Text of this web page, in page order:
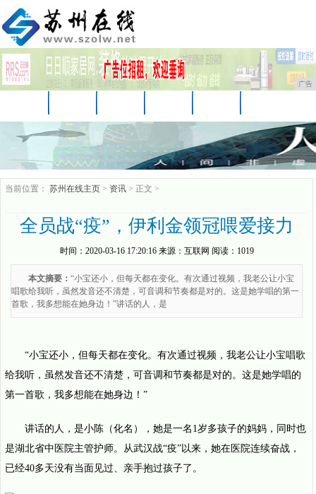
广告
企业 游戏
当前位置： 苏州在线主页 > 资讯 > 正文 >
全员战“疫”，伊利金领冠喂爱接力
时间： 2020-03-16 17:20:16来源： 互联网 阅读：1019
本文摘要： “小宝还小，但每天都在变化。有次通过视频，我老公让小宝
唱歌给我听，虽然发音还不清楚，可音调和节奏都是对的。这是她学唱的第一
首歌，我多想能在她身边！”讲话的人，是
“小宝还小，但每天都在变化。有次通过视频，我老公让小宝唱歌
给我听，虽然发音还不清楚，可音调和节奏都是对的。这是她学唱的
第一首歌，我多想能在她身边！”
讲话的人，是小陈（化名），她是一名1岁多孩子的妈妈，同时也
是湖北省中医院主管护师。从武汉战“疫”以来，她在医院连续奋战，
已经40多天没有当面见过、亲手抱过孩子了。